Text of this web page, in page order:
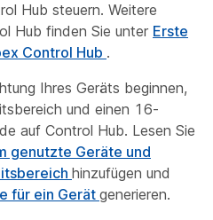
Hub steuern. Weitere
Hub finden Sie unter Erste
Control Hub .
Ihres Geräts beginnen,
und einen 16-
auf Control Hub. Lesen Sie
genutzte Geräte und
hinzufügen und
für ein Gerät generieren.